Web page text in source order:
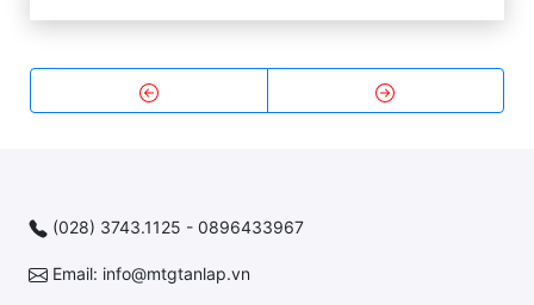
(028) 3743.1125 - 0896433967
Email: info@mtgtanlap.vn